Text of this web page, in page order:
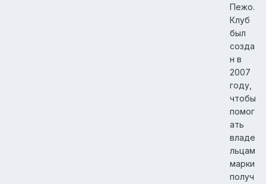
Пежо.
Клуб
был
созда
н в
2007
году,
чтобы
помог
ать
владе
льцам
марки
получ